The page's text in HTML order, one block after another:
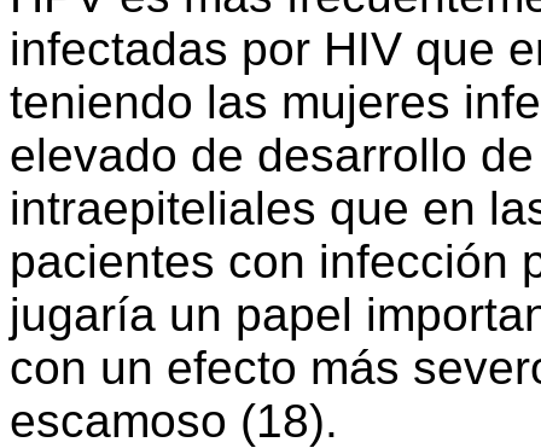
infectadas por HIV que
teniendo las mujeres
elevado de desarrollo
intraepiteliales que en
pacientes con infección
jugaría un papel
con un efecto más
escamoso (18).